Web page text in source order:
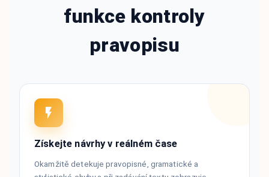
funkce kontroly
pravopisu
Získejte návrhy v reálném čase
Okamžitě detekuje pravopisné, gramatické a